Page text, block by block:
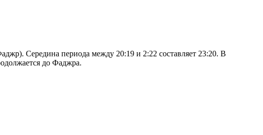
Середина периода между 20:19 и 2:22 составляет 23:20. В
до Фаджра.